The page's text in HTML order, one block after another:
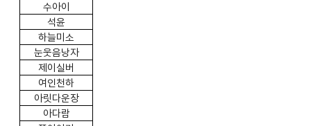
수아이
석윤
하늘미소
눈웃음낭자
제이실버
여인천하
아릿다운장
아다람